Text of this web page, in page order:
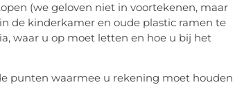
(we geloven niet in voortekenen, maar
de kinderkamer en oude plastic ramen te
waar u op moet letten en hoe u bij het
punten waarmee u rekening moet houden